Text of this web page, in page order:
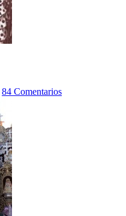
84 Comentarios